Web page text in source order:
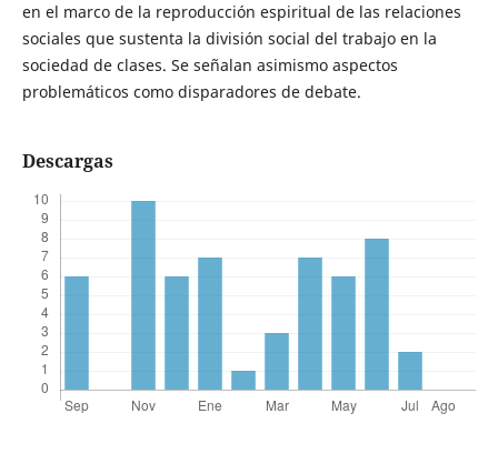
en el marco de la reproducción espiritual de las relaciones
sociales que sustenta la división social del trabajo en la
sociedad de clases. Se señalan asimismo aspectos
problemáticos como disparadores de debate.
Descargas